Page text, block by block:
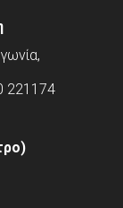
221174